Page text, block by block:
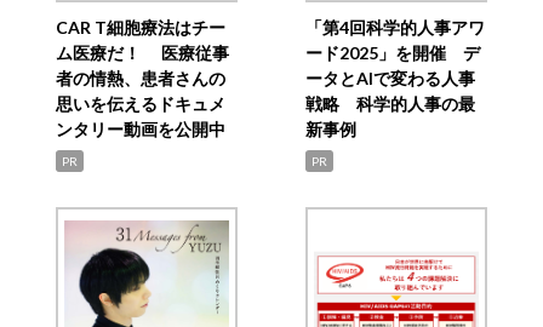
CAR T細胞療法はチー
ム医療だ！ 医療従事
者の情熱、患者さんの
思いを伝えるドキュメ
ンタリー動画を公開中
PR
「第4回科学的人事アワ
ード2025」を開催 デ
ータとAIで変わる人事
戦略 科学的人事の最
新事例
PR